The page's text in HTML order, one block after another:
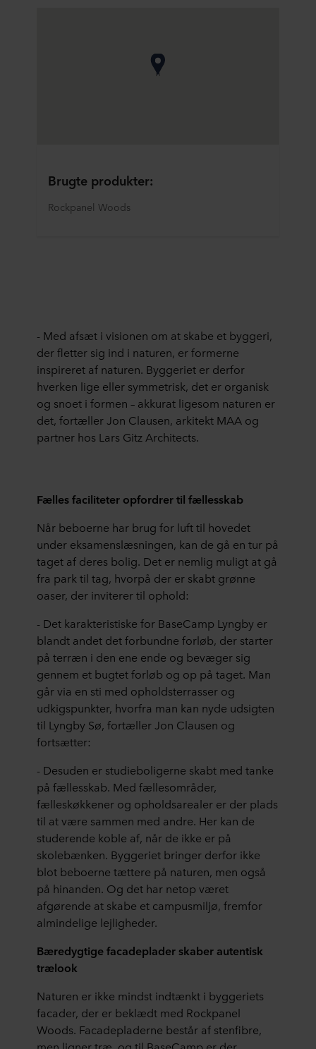
Brugte produkter:
Rockpanel Woods
- Med afsæt i visionen om at skabe et byggeri,
der fletter sig ind i naturen, er formerne
inspireret af naturen. Byggeriet er derfor
hverken lige eller symmetrisk, det er organisk
og snoet i formen – akkurat ligesom naturen er
det, fortæller Jon Clausen, arkitekt MAA og
partner hos Lars Gitz Architects.
Fælles faciliteter opfordrer til fællesskab
Når beboerne har brug for luft til hovedet
under eksamenslæsningen, kan de gå en tur på
taget af deres bolig. Det er nemlig muligt at gå
fra park til tag, hvorpå der er skabt grønne
oaser, der inviterer til ophold:
- Det karakteristiske for BaseCamp Lyngby er
blandt andet det forbundne forløb, der starter
på terræn i den ene ende og bevæger sig
gennem et bugtet forløb og op på taget. Man
går via en sti med opholdsterrasser og
udkigspunkter, hvorfra man kan nyde udsigten
til Lyngby Sø, fortæller Jon Clausen og
fortsætter:
- Desuden er studieboligerne skabt med tanke
på fællesskab. Med fællesområder,
fælleskøkkener og opholdsarealer er der plads
til at være sammen med andre. Her kan de
studerende koble af, når de ikke er på
skolebænken. Byggeriet bringer derfor ikke
blot beboerne tættere på naturen, men også
på hinanden. Og det har netop været
afgørende at skabe et campusmiljø, fremfor
almindelige lejligheder.
Bæredygtige facadeplader skaber autentisk
trælook
Naturen er ikke mindst indtænkt i byggeriets
facader, der er beklædt med Rockpanel
Woods. Facadepladerne består af stenfibre,
men ligner træ, og til BaseCamp er der